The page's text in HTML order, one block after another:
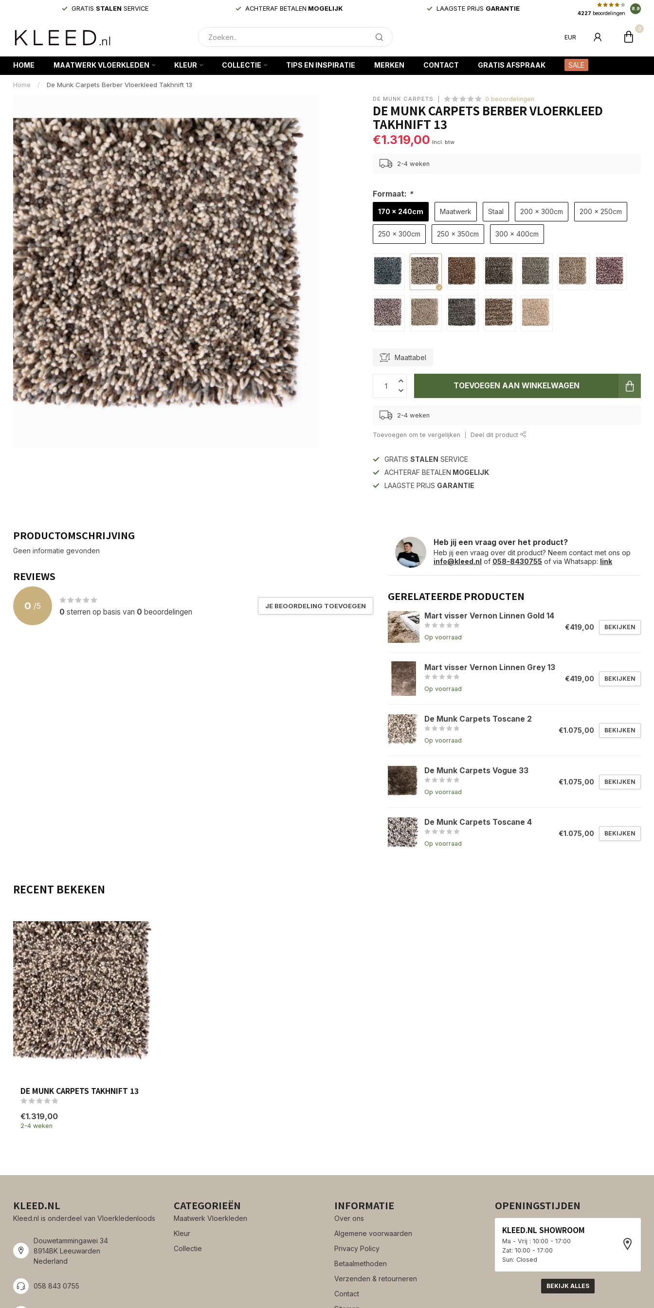
GRATIS STALEN SERVICE ACHTERAF BETALEN MOGELIJK LAAGSTE PRIJS GARANTIE
4227 beoordelingen
8.9
EUR
0
HOME MAATWERK VLOERKLEDEN KLEUR COLLECTIE TIPS EN INSPIRATIE MERKEN CONTACT GRATIS AFSPRAAK SALE
Home / De Munk Carpets Berber Vloerkleed Takhnift 13
DE MUNK CARPETS 0 beoordelingen
DE MUNK CARPETS BERBER VLOERKLEED
TAKHNIFT 13
€1.319,00 Incl. btw
2-4 weken
Formaat: *
170 x 240cm Maatwerk Staal 200 x 300cm 200 x 250cm
250 x 300cm 250 x 350cm 300 x 400cm
Maattabel
TOEVOEGEN AAN WINKELWAGEN
2-4 weken
Toevoegen om te vergelijken Deel dit product
GRATISSTALEN SERVICE
ACHTERAF BETALEN MOGELIJK
LAAGSTE PRIJS GARANTIE
PRODUCTOMSCHRIJVING
Geen informatie gevonden
REVIEWS
0 /5
0 sterren op basis van 0 beoordelingen
JE BEOORDELING TOEVOEGEN
Heb jij een vraag over het product?
Heb jij een vraag over dit product? Neem contact met ons op
info@kleed.nl of 058-8430755 of via Whatsapp: link
GERELATEERDE PRODUCTEN
Mart visser Vernon Linnen Gold 14
Op voorraad
€419,00 BEKIJKEN
Mart visser Vernon Linnen Grey 13
Op voorraad
€419,00 BEKIJKEN
De Munk Carpets Toscane 2
Op voorraad
€1.075,00 BEKIJKEN
De Munk Carpets Vogue 33
Op voorraad
€1.075,00 BEKIJKEN
De Munk Carpets Toscane 4
Op voorraad
€1.075,00 BEKIJKEN
RECENT BEKEKEN
DE MUNK CARPETS TAKHNIFT 13
€1.319,00
2-4 weken
KLEED.NL
Kleed.nl is onderdeel van Vloerkledenloods
Douwetammingawei 34
8914BK Leeuwarden
Nederland
058 843 0755
CATEGORIEËN
Maatwerk Vloerkleden
Kleur
Collectie
INFORMATIE
Over ons
Algemene voorwaarden
Privacy Policy
Betaalmethoden
Verzenden & retourneren
Contact
OPENINGSTIJDEN
KLEED.NL SHOWROOM
Ma - Vrij : 10:00 - 17:00
Zat: 10:00 - 17:00
Sun: Closed
BEKIJK ALLES